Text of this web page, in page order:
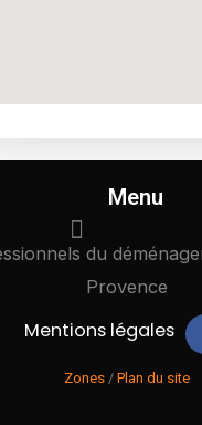
Menu
Mentions légales
Zones / Plan du site